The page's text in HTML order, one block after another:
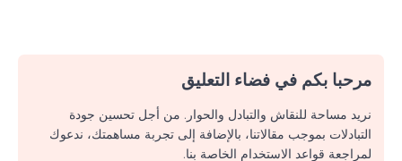
مرحبا بكم في فضاء التعليق
نريد مساحة للنقاش والتبادل والحوار. من أجل تحسين جودة
التبادلات بموجب مقالاتنا، بالإضافة إلى تجربة مساهمتك، ندعوك
لمراجعة قواعد الاستخدام الخاصة بنا.